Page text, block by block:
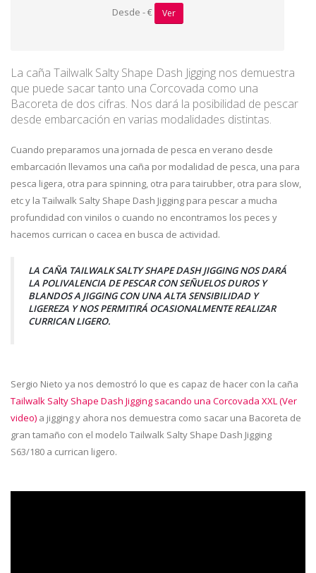
Desde - € Ver
La caña Tailwalk Salty Shape Dash Jigging nos demuestra
que puede sacar tanto una Corcovada como una
Bacoreta de dos cifras. Nos dará la posibilidad de pescar
desde embarcación en varias modalidades distintas.
Cuando preparamos una jornada de pesca en verano desde
embarcación llevamos una caña por modalidad de pesca, una para
pesca ligera, otra para spinning, otra para tairubber, otra para slow,
etc y la Tailwalk Salty Shape Dash Jigging para pescar a mucha
profundidad con vinilos o cuando no encontramos los peces y
hacemos currican o cacea en busca de actividad.
LA CAÑA TAILWALK SALTY SHAPE DASH JIGGING NOS DARÁ
LA POLIVALENCIA DE PESCAR CON SEÑUELOS DUROS Y
BLANDOS A JIGGING CON UNA ALTA SENSIBILIDAD Y
LIGEREZA Y NOS PERMITIRÁ OCASIONALMENTE REALIZAR
CURRICAN LIGERO.
Sergio Nieto ya nos demostró lo que es capaz de hacer con la caña
Tailwalk Salty Shape Dash Jigging sacando una Corcovada XXL (Ver
video) a jigging y ahora nos demuestra como sacar una Bacoreta de
gran tamaño con el modelo Tailwalk Salty Shape Dash Jigging
S63/180 a currican ligero.